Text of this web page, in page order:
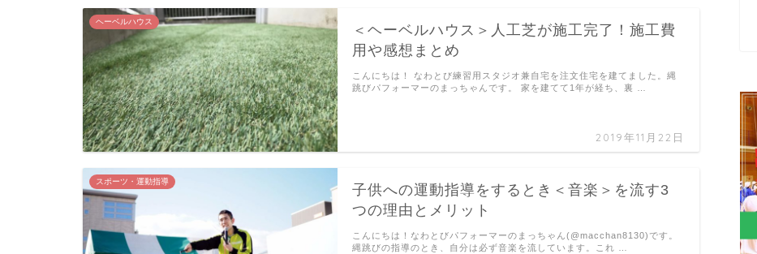
ヘーベルハウス
＜ヘーベルハウス＞人工芝が施工完了！施工費
用や感想まとめ
2019年11月22日
こんにちは！ なわとび練習用スタジオ兼自宅を注文住宅を建てました。縄
跳びパフォーマーのまっちゃんです。 家を建てて1年が経ち、裏 …
スポーツ・運動指導
子供への運動指導をするとき＜音楽＞を流す3
つの理由とメリット
こんにちは！なわとびパフォーマーのまっちゃん(@macchan8130)です。
縄跳びの指導のとき、自分は必ず音楽を流しています。これ …